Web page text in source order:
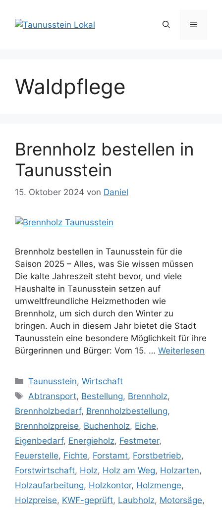
Inhalt
springen
Menü
Waldpflege
Brennholz bestellen in
Taunusstein
15. Oktober 2024 von Daniel
Brennholz bestellen in Taunusstein für die
Saison 2025 – Alles, was Sie wissen müssen
Die kalte Jahreszeit steht bevor, und viele
Haushalte in Taunusstein setzen auf
umweltfreundliche Heizmethoden wie
Brennholz, um sich durch den Winter zu
bringen. Auch in diesem Jahr bietet die Stadt
Taunusstein eine besondere Möglichkeit für ihre
Bürgerinnen und Bürger: Vom 15. … Weiterlesen
Kategorien
Taunusstein,Wirtschaft
Schlagwörter
Abtransport, Bestellung, Brennholz,
Brennholzbedarf, Brennholzbestellung,
Brennholzpreise, Buchenholz, Eiche,
Eigenbedarf, Energieholz, Festmeter,
Feuerstelle, Fichte, Forstamt, Forstbetrieb,
Forstwirtschaft, Holz, Holz am Weg, Holzarten,
Holzaufarbeitung, Holzkontor, Holzmenge,
Holzpreise, KWF-geprüft, Laubholz, Motorsäge,